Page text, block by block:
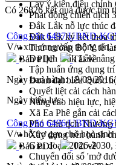
Lấy ý kiến điều chỉnh
Phát động chiến dịch
Đắk Lắk nỗ lực thúc
Đắk Lắk ký kết thỏa
Thứ trưởng Bộ Y tế
Du lịch Đắk Lắk nâng
Tập huấn ứng dụng
Đoàn đại biểu Quốc
Quyết liệt cải cách
Nâng cao hiệu lực,
Xã Ea Phê gắn cải
Phó Chủ tịch Thường
Xây dựng nền hành
Giai đoạn 2026-
Chuyển đổi số 'mở
Có 26826kết quả được tìm
Công văn 6497/UBND-
V/v xin cung cấp thông tin,
Bản PDF
Tải về
Ngày ban hành:18/08/2016
Ngày hiệu lực:
Công văn 6496/UBND-
V/v hỗ trợ gạo cho học sinh
Bản PDF
Tải về